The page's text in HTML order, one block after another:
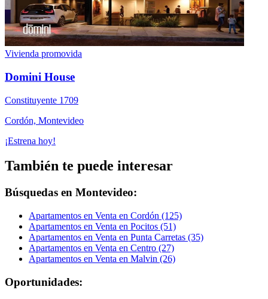
Vivienda promovida
Domini House
Constituyente 1709
Cordón, Montevideo
¡Estrena hoy!
También te puede interesar
Búsquedas en Montevideo:
Apartamentos en Venta en Cordón (125)
Apartamentos en Venta en Pocitos (51)
Apartamentos en Venta en Punta Carretas (35)
Apartamentos en Venta en Centro (27)
Apartamentos en Venta en Malvin (26)
Oportunidades: